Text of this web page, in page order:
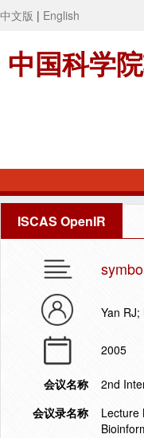
中文版 | English
中国科学
ISCAS OpenIR
Yan RJ;
2005
会议名称
2nd
会议录名称
Lecture